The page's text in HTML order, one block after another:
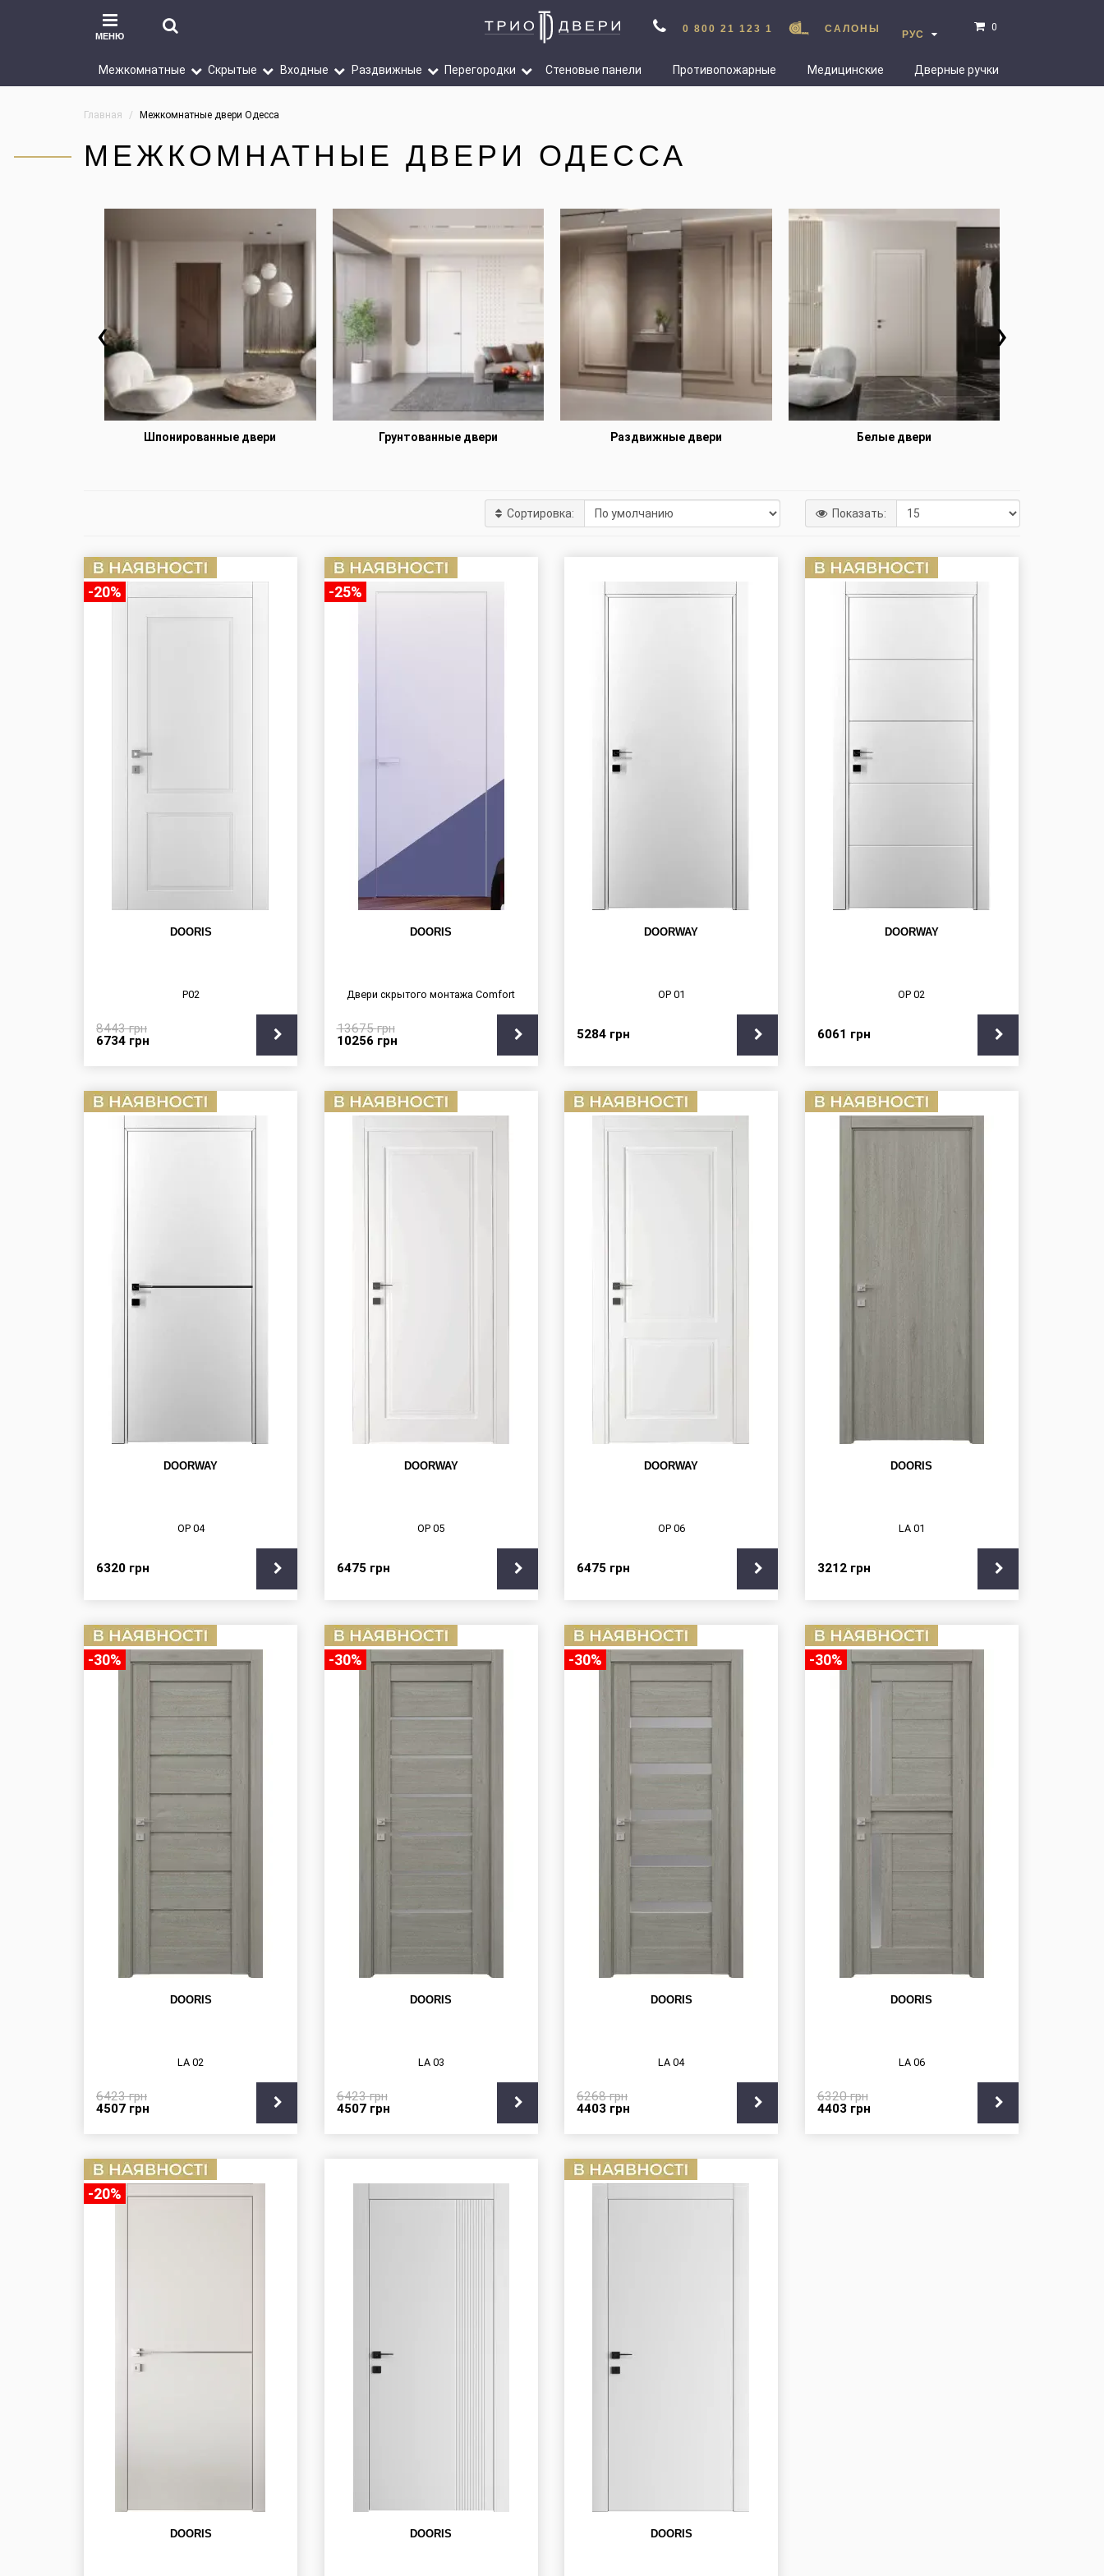
МЕНЮ
0 800 21 123 1 САЛОНЫ РУС
0
Межкомнатные Скрытые Входные Раздвижные Перегородки Стеновые панели Противопожарные Медицинские Дверные ручки
Главная Межкомнатные двери Одесса
МЕЖКОМНАТНЫЕ ДВЕРИ ОДЕССА
Шпонированные двери Грунтованные двери Раздвижные двери Белые двери
‹ ›
Сортировка: Показать:
-20%
DOORIS
P02
8443грн
6734 грн
-25%
DOORIS
Двери скрытого монтажа Сomfort
13675грн
10256 грн
DOORWAY
OP 01
5284 грн
DOORWAY
OP 02
6061 грн
DOORWAY
OP 04
6320 грн
DOORWAY
OP 05
6475 грн
DOORWAY
OP 06
6475 грн
DOORIS
LA 01
3212 грн
-30%
DOORIS
LA 02
6423грн
4507 грн
-30%
DOORIS
LA 03
6423грн
4507 грн
-30%
DOORIS
LA 04
6268грн
4403 грн
-30%
DOORIS
LA 06
6320грн
4403 грн
-20%
DOORIS DOORIS DOORIS